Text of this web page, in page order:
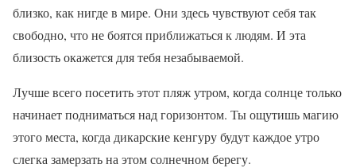
близко, как нигде в мире. Они здесь чувствуют себя так
свободно, что не боятся приближаться к людям. И эта
близость окажется для тебя незабываемой.
Лучше всего посетить этот пляж утром, когда солнце только
начинает подниматься над горизонтом. Ты ощутишь магию
этого места, когда дикарские кенгуру будут каждое утро
слегка замерзать на этом солнечном берегу.